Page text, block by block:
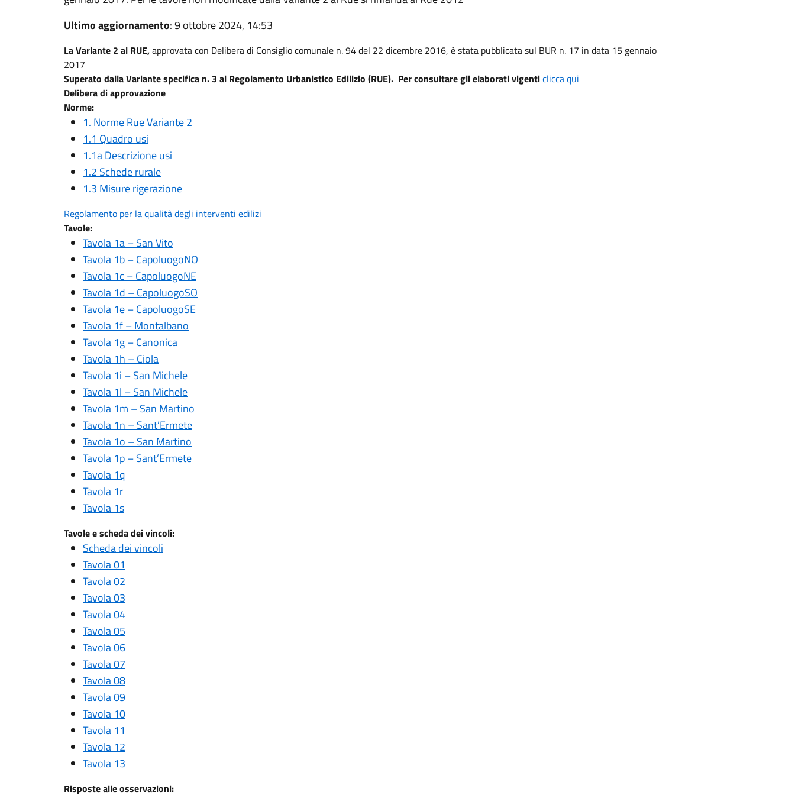
Ultimo aggiornamento: 9 ottobre 2024, 14:53
La Variante 2 al RUE,approvata con Delibera di Consiglio comunale n. 94 del 22 dicembre 2016, è stata pubblicata sul BUR n. 17 in data 15 gennaio
2017
Superato dalla Variante specifica n. 3 al Regolamento Urbanistico Edilizio (RUE). Per consultare gli elaborati vigenticlicca qui
Delibera di approvazione
Norme:
1. Norme Rue Variante 2
1.1 Quadro usi
1.1a Descrizione usi
1.2 Schede rurale
1.3 Misure rigerazione
Regolamento per la qualità degli interventi edilizi
Tavole:
Tavola 1a – San Vito
Tavola 1b – CapoluogoNO
Tavola 1c – CapoluogoNE
Tavola 1d – CapoluogoSO
Tavola 1e – CapoluogoSE
Tavola 1f – Montalbano
Tavola 1g – Canonica
Tavola 1h – Ciola
Tavola 1i – San Michele
Tavola 1l – San Michele
Tavola 1m – San Martino
Tavola 1n – Sant’Ermete
Tavola 1o – San Martino
Tavola 1p – Sant’Ermete
Tavola 1q
Tavola 1r
Tavola 1s
Tavole e scheda dei vincoli:
Scheda dei vincoli
Tavola 01
Tavola 02
Tavola 03
Tavola 04
Tavola 05
Tavola 06
Tavola 07
Tavola 08
Tavola 09
Tavola 10
Tavola 11
Tavola 12
Tavola 13
Risposte alle osservazioni: